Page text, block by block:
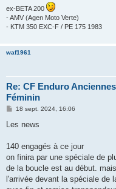
ex-BETA 200
- AMV (Agen Moto Verte)
- KTM 350 EXC-F / PE 175 1983
waf1961
Re: CF Enduro
Féminin
M
s
g
18 sept. 2024, 16:06
Les news
140 engagés à ce jour
on finira par une spéciale de
de la boucle est au début.
l'arrivée devant la spéciale de